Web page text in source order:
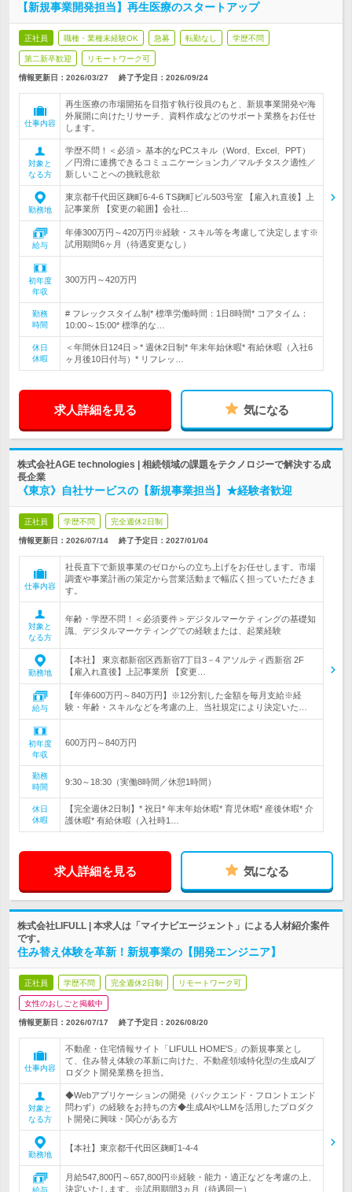
【新規事業開発担当】再生医療のスタートアップ
正社員 職種・業種未経験OK 急募 転勤なし 学歴不問
第二新卒歓迎 リモートワーク可
情報更新日：2026/03/27 終了予定日： 2026/09/24
仕事内容
再生医療の市場開拓を目指す執行役員のもと、新規事業開発や海
外展開に向けたリサーチ、資料作成などのサポート業務をお任せ
します。
対象と
なる方
学歴不問！＜必須＞ 基本的なPCスキル（Word、Excel、PPT）
／円滑に連携できるコミュニケーション力／マルチタスク適性／
新しいことへの挑戦意欲
勤務地
東京都千代田区麹町6-4-6 TS麹町ビル503号室 【雇入れ直後】上
記事業所 【変更の範囲】会社…
給与
年俸300万円～420万円※経験・スキル等を考慮して決定します※
試用期間6ヶ月（待遇変更なし）
初年度
年収
300万円～420万円
勤務
時間
# フレックスタイム制* 標準労働時間：1日8時間* コアタイム：
10:00～15:00* 標準的な…
休日
休暇
＜年間休日124日＞* 週休2日制* 年末年始休暇* 有給休暇（入社6
ヶ月後10日付与）* リフレッ…
求人詳細を見る 気になる
株式会社AGE technologies | 相続領域の課題をテクノロジーで解決する成
長企業
《東京》自社サービスの【新規事業担当】★経験者歓迎
正社員 学歴不問 完全週休2日制
情報更新日：2026/07/14 終了予定日： 2027/01/04
仕事内容
社長直下で新規事業のゼロからの立ち上げをお任せします。市場
調査や事業計画の策定から営業活動まで幅広く担っていただきま
す。
対象と
なる方
年齢・学歴不問！＜必須要件＞デジタルマーケティングの基礎知
識、デジタルマーケティングでの経験または、起業経験
勤務地
【本社】 東京都新宿区西新宿7丁目3－4 アソルティ西新宿 2F
【雇入れ直後】上記事業所 【変更…
給与
【年俸600万円～840万円】※12分割した金額を毎月支給※経
験・年齢・スキルなどを考慮の上、当社規定により決定いた…
初年度
年収
600万円～840万円
勤務
時間
9:30～18:30（実働8時間／休憩1時間）
休日
休暇
【完全週休2日制】* 祝日* 年末年始休暇* 育児休暇* 産後休暇* 介
護休暇* 有給休暇（入社時1…
求人詳細を見る 気になる
株式会社LIFULL | 本求人は「マイナビエージェント」による人材紹介案件
です。
住み替え体験を革新！新規事業の【開発エンジニア】
正社員 学歴不問 完全週休2日制 リモートワーク可
女性のおしごと掲載中
情報更新日：2026/07/17 終了予定日： 2026/08/20
仕事内容
不動産・住宅情報サイト「LIFULL HOME'S」の新規事業とし
て、住み替え体験の革新に向けた、不動産領域特化型の生成AIプ
ロダクト開発業務を担当。
対象と
なる方
◆Webアプリケーションの開発（バックエンド・フロントエンド
問わず）の経験をお持ちの方◆生成AIやLLMを活用したプロダク
ト開発に興味・関心がある方
勤務地
【本社】東京都千代田区麹町1-4-4
給与
月給547,800円～657,800円※経験・能力・適正などを考慮の上、
決定いたします。※試用期間3ヵ月（待遇同一）